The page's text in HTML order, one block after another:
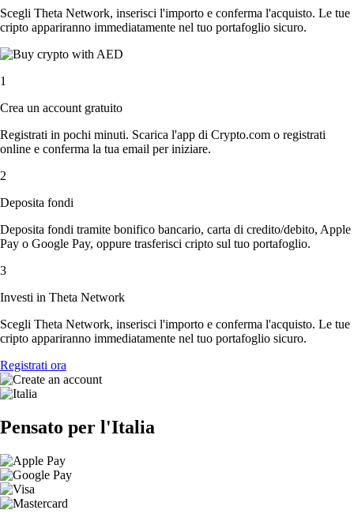
Scegli Theta Network, inserisci l'importo e conferma l'acquisto. Le tue
cripto appariranno immediatamente nel tuo portafoglio sicuro.
1
Crea un account gratuito
Registrati in pochi minuti. Scarica l'app di Crypto.com o registrati
online e conferma la tua email per iniziare.
2
Deposita fondi
Deposita fondi tramite bonifico bancario, carta di credito/debito, Apple
Pay o Google Pay, oppure trasferisci cripto sul tuo portafoglio.
3
Investi in Theta Network
Scegli Theta Network, inserisci l'importo e conferma l'acquisto. Le tue
cripto appariranno immediatamente nel tuo portafoglio sicuro.
Registrati ora
Pensato per l'Italia